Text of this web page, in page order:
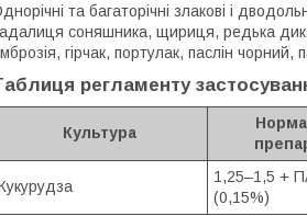
та багаторічні злакові і
соняшника, щириця, редька
гірчак, портулак, паслін чорний,
регламенту
Культура
1,25–1,5 +
(0,15%)